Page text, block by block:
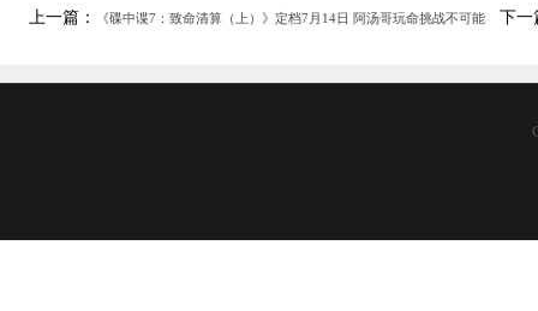
上一篇： 《碟中谍7：致命清算（上）》定档7月14日 阿汤哥玩命挑战不可能 下一